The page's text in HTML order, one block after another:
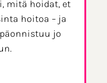
mitä hoidat, et
hoitoa – ja
jo